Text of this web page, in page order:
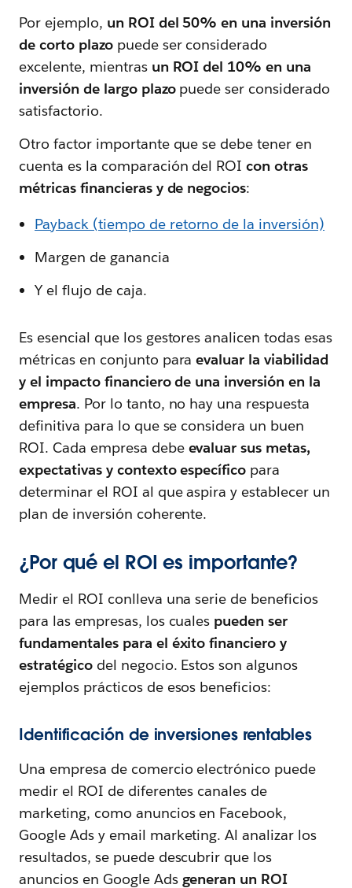
Por ejemplo, un ROI del 50% en una inversión
de corto plazo puede ser considerado
excelente, mientras un ROI del 10% en una
inversión de largo plazopuede ser considerado
satisfactorio.
Otro factor importante que se debe tener en
cuenta es la comparación del ROIcon otras
métricas financieras y de negocios:
Payback (tiempo de retorno de la inversión)
Margen de ganancia
Y el flujo de caja.
Es esencial que los gestores analicen todas esas
métricas en conjunto para evaluar la viabilidad
y el impacto financiero de una inversión en la
empresa. Por lo tanto, no hay una respuesta
definitiva para lo que se considera un buen
ROI. Cada empresa debe evaluar sus metas,
expectativas y contexto específico para
determinar el ROI al que aspira y establecer un
plan de inversión coherente.
¿Por qué el ROI es importante?
Medir el ROI conlleva una serie de beneficios
para las empresas, los cuales pueden ser
fundamentales para el éxito financiero y
estratégicodel negocio. Estos son algunos
ejemplos prácticos de esos beneficios:
Identificación de inversiones rentables
Una empresa de comercio electrónico puede
medir el ROI de diferentes canales de
marketing, como anuncios en Facebook,
Google Ads y email marketing. Al analizar los
resultados, se puede descubrir que los
anuncios en Google Ads generan un ROI